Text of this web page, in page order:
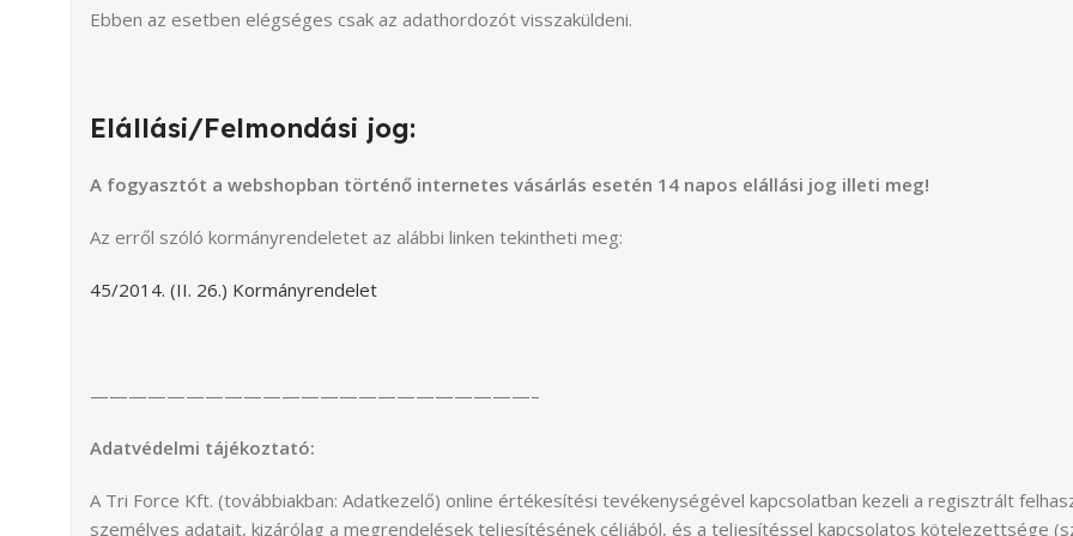
Ebben az esetben elégséges csak az adathordozót visszaküldeni.
Elállási/Felmondási jog:
A fogyasztót a webshopban történő internetes vásárlás esetén 14 napos elállási jog illeti meg!
Az erről szóló kormányrendeletet az alábbi linken tekintheti meg:
45/2014. (II. 26.) Kormányrendelet
———————————————————————–
Adatvédelmi tájékoztató:
A Tri Force Kft. (továbbiakban: Adatkezelő) online értékesítési tevékenységével kapcsolatban kezeli a regisztrált
személyes adatait, kizárólag a megrendelések teljesítésének céljából, és a teljesítéssel kapcsolatos kötelezettsége